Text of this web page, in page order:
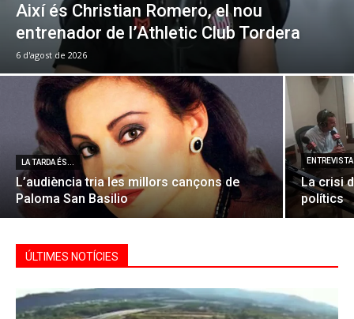
Així és Christian Romero, el nou
entrenador de l’Athletic Club Tordera
6 d'agost de 2026
LA TARDA ÉS...
L’audiència tria les millors cançons de
Paloma San Basilio
La crisi
polítics
ÚLTIMES NOTÍCIES